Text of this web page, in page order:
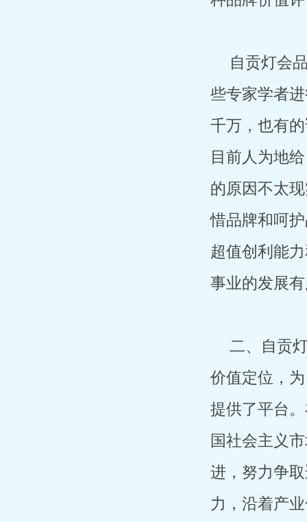
自贡灯会
些专家学者
千万，也有
目前人为地
的原因不太
惜品牌和呵
超值创利能
事业的发展
二、自贡
价值定位，
提供了平台
国社会主义
进，努力争
力，沿着产